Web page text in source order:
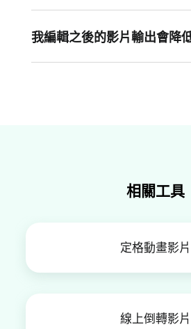
FlexClip，然後拖到時間線上，
我編輯之後的影片輸出會降
相關工具
定格動畫影片
線上倒轉影片